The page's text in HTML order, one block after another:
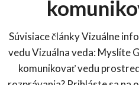
Súvisiace články Vizuálne
vedu Vizuálna veda: Myslíte
komunikovať vedu